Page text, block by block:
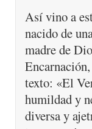
Así vino a
nacido de
madre de
texto: «El
humildad y
diversa y